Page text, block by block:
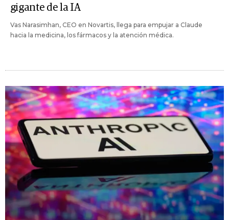
gigante de la IA
Vas Narasimhan, CEO en Novartis, llega para empujar a Claude
hacia la medicina, los fármacos y la atención médica.